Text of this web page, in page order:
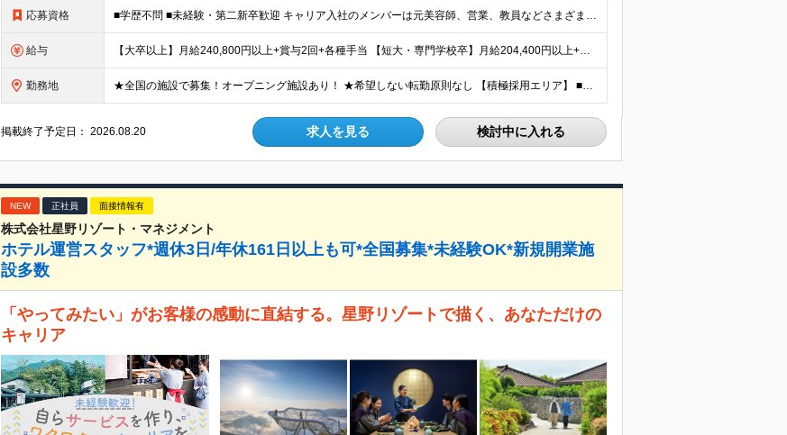
応募資格 ■学歴不問 ■未経験・第二新卒歓迎 キャリア入社のメンバーは元美容師、営業、教員などさまざま！ 『遠方への引っ越しが可能な方』や『地方に行ってみたい・勤務したい方』なども この機会に新しい人生にチャ
給与 【大卒以上】月給240,800円以上+賞与2回+各種手当 【短大・専門学校卒】月給204,400円以上+賞与2回+各種手当 【上記以外】月給187,000円以上+賞与2回+各種手当 ※経験、資格、能
勤務地 ★全国の施設で募集！オープニング施設あり！ ★希望しない転勤原則なし 【積極採用エリア】 ■界 蔵王（26年10月開業予定） ※開業前に入社された場合、全国の星野リゾートの施設で勤務後、開業時期に異
掲載終了予定日：2026.08.20 求人を見る 検討中に入れる
NEW 正社員 面接情報有
株式会社星野リゾート・マネジメント
ホテル運営スタッフ*週休3日/年休161日以上も可*全国募集*未経験OK*新規開業施
設多数
「やってみたい」がお客様の感動に直結する。星野リゾートで描く、あなただけの
キャリア